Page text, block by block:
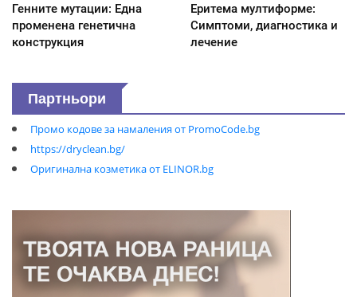
Генните мутации: Една
променена генетична
конструкция
Еритема мултиформе:
Симптоми, диагностика и
лечение
Партньори
Промо кодове за намаления от PromoCode.bg
https://dryclean.bg/
Оригинална козметика от ELINOR.bg